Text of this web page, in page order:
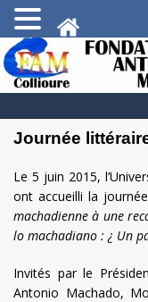
Journée
Le 5 juin 2015,
ont accueilli la
machadienne à une
lo machadiano : ¿ Un
Invités par le
Antonio Machado,